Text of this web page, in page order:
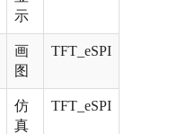
示
画
图
TFT_eSPI
仿
真
TFT_eSPI